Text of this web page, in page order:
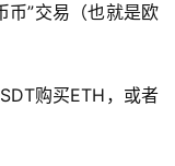
币”交易（也就是欧
购买ETH，或者